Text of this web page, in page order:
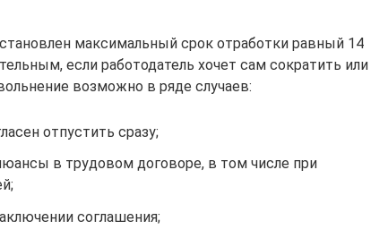
максимальный срок отработки равный 14
если работодатель хочет сам сократить или
возможно в ряде случаев:
отпустить сразу;
в трудовом договоре, в том числе при
соглашения;